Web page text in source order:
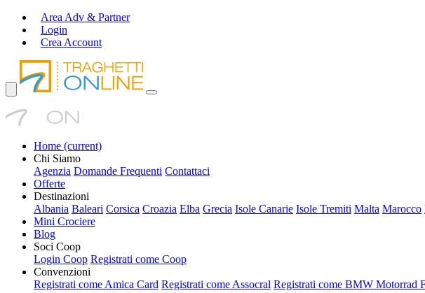
Area Adv & Partner
Login
Crea Account
Home (current)
Chi Siamo
Agenzia Domande Frequenti Contattaci
Offerte
Destinazioni
Albania Baleari Corsica Croazia Elba Grecia Isole Canarie Isole Tremiti Malta Marocco
Mini Crociere
Blog
Soci Coop
Login Coop Registrati come Coop
Convenzioni
Registrati come Amica Card Registrati come Assocral Registrati come BMW Motorrad